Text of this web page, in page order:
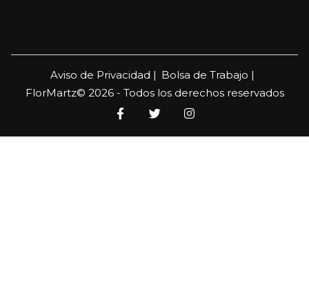
Aviso de Privacidad | Bolsa de Trabajo |
FlorMartz© 2026 - Todos los derechos reservados